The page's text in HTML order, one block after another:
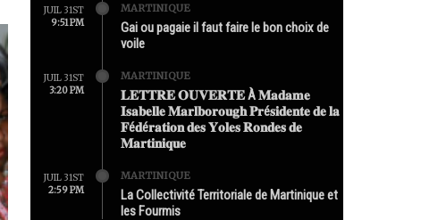
JUIL 31ST
9:51 PM
MARTINIQUE
Gai ou pagaie il faut faire le bon choix de
voile
JUIL 31ST
3:20 PM
MARTINIQUE
𝐋𝐄𝐓𝐓𝐑𝐄 𝐎𝐔𝐕𝐄𝐑𝐓𝐄 À 𝐌𝐚𝐝𝐚𝐦𝐞
𝐈𝐬𝐚𝐛𝐞𝐥𝐥𝐞 𝐌𝐚𝐫𝐥𝐛𝐨𝐫𝐨𝐮𝐠𝐡 𝐏𝐫é𝐬𝐢𝐝𝐞𝐧𝐭𝐞 𝐝𝐞 𝐥𝐚
𝐅é𝐝é𝐫𝐚𝐭𝐢𝐨𝐧 𝐝𝐞𝐬 𝐘𝐨𝐥𝐞𝐬 𝐑𝐨𝐧𝐝𝐞𝐬 𝐝𝐞
𝐌𝐚𝐫𝐭𝐢𝐧𝐢𝐪𝐮𝐞
JUIL 31ST
2:59 PM
MARTINIQUE
La Collectivité Territoriale de Martinique et
les Fourmis